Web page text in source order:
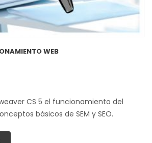
WEB
CS 5 el funcionamiento del
básicos de SEM y SEO.